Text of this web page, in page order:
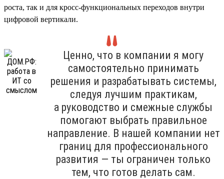
роста, так и для кросс-функциональных переходов внутри
цифровой вертикали.
Ценно, что в компании я могу
самостоятельно принимать
решения и разрабатывать системы,
следуя лучшим практикам,
а руководство и смежные службы
помогают выбрать правильное
направление. В нашей компании нет
границ для профессионального
развития — ты ограничен только
тем, что готов делать сам.